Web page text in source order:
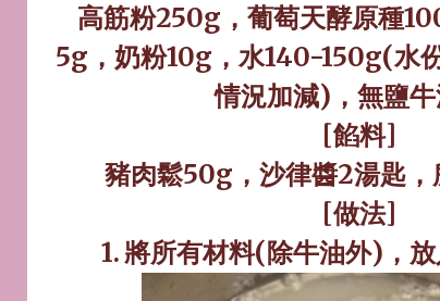
高筋粉250g ，葡萄天酵原種
5g ，奶粉10g ，水140-150g(水
情況加減) ，無鹽
[餡料]
豬肉鬆50g ，沙律醬2湯匙，
[做法]
1.將所有材料(除牛油外) ，